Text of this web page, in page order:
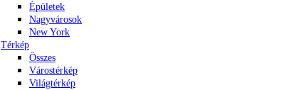
Épületek
Nagyvárosok
New York
Térkép
Összes
Várostérkép
Világtérkép